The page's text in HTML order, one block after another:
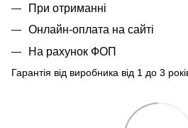
При отриманні
Онлайн-оплата на сайті
На рахунок ФОП
Гарантія від виробника від 1 до 3